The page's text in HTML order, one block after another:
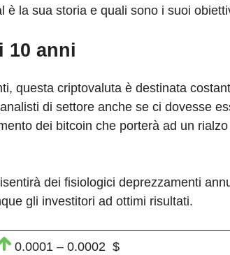
è la sua storia e quali sono i suoi
10 anni
questa criptovaluta è destinata
di settore anche se ci dovesse
dei bitcoin che porterà ad un
dei fisiologici deprezzamenti
gli investitori ad ottimi risultati.
0.0001 – 0.0002 $